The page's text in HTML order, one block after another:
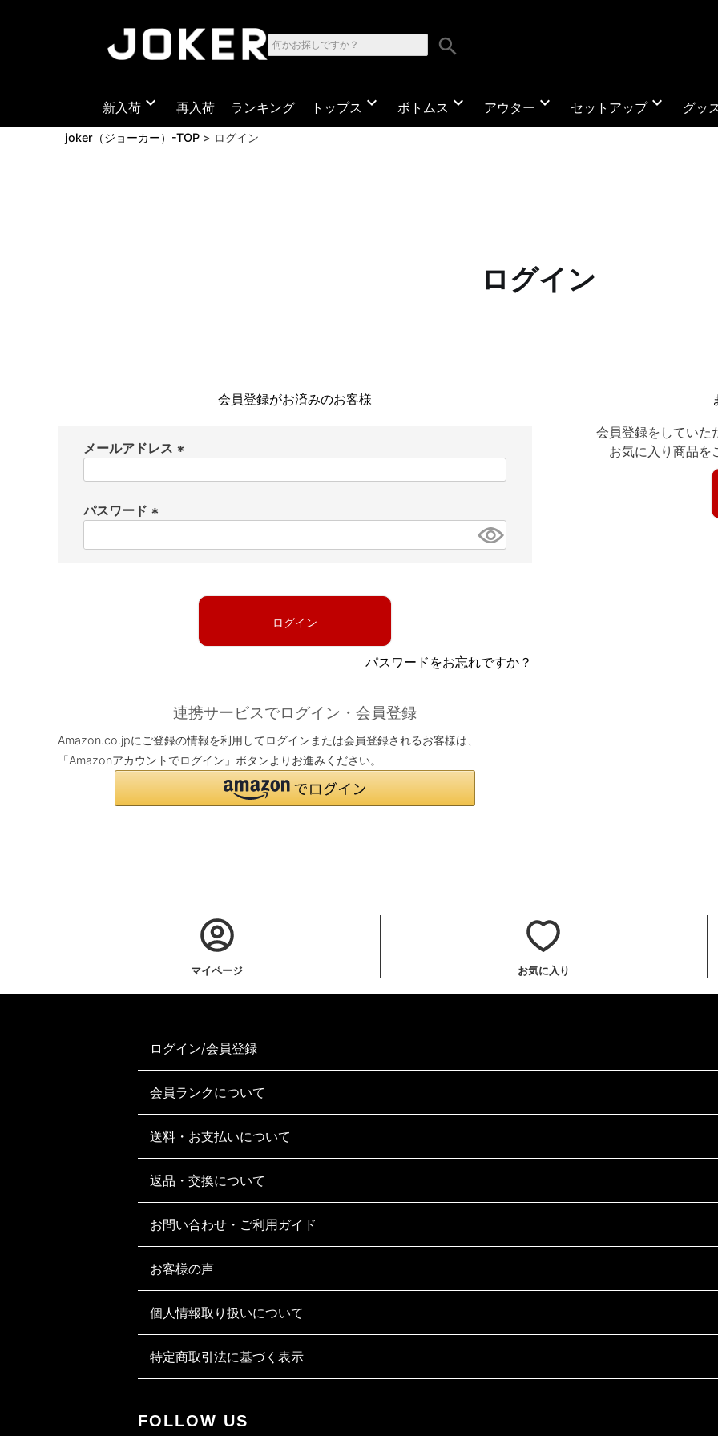
search
新入荷 expand_more 再入荷 ランキング トップス expand_more ボトムス expand_more アウター expand_more セットアップexpand_more グッ
joker（ジョーカー）-TOP ログイン
ログイン
会員登録がお済みのお客様
メールアドレス
パスワード
必
ログイン
パスワードをお忘れですか？
連携サービスでログイン・会員登録
Amazon.co.jpにご登録の情報を利用してログインまたは会員登録されるお客様は、
「Amazonアカウントでログイン」ボタンよりお進みください。
会員登録をしていた
お気に入り商品を
マイページ お気に入り
ログイン/会員登録
会員ランクについて
送料・お支払いについて
返品・交換について
お問い合わせ・ご利用ガイド
お客様の声
個人情報取り扱いについて
特定商取引法に基づく表示
FOLLOW US